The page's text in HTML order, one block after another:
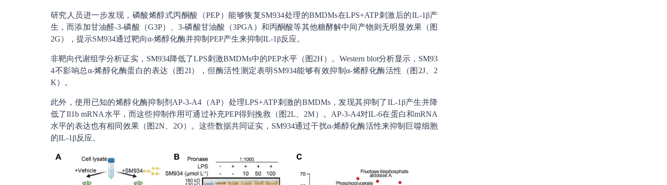
研究人员进一步发现，磷酸烯醇式丙酮酸（PEP）能够恢复SM934处理的BMDMs在LPS+ATP刺激后的IL-1β产
生，而添加甘油醛-3-磷酸（G3P）、3-磷酸甘油酸（3PGA）和丙酮酸等其他糖酵解中间产物则无明显效果（图
2G），提示SM934通过靶向α-烯醇化酶并抑制PEP产生来抑制IL-1β反应。
非靶向代谢组学分析证实，SM934降低了LPS刺激BMDMs中的PEP水平（图2H）。Western blot分析显示，SM93
4不影响总α-烯醇化酶蛋白的表达（图2I），但酶活性测定表明SM934能够有效抑制α-烯醇化酶活性（图2J、2
K）。
此外，使用已知的烯醇化酶抑制剂AP-3-A4（AP）处理LPS+ATP刺激的BMDMs，发现其抑制了IL-1β产生并降
低了Il1b mRNA水平，而这些抑制作用可通过补充PEP得到挽救（图2L、2M）。AP-3-A4对IL-6在蛋白和mRNA
水平的表达也有相同效果（图2N、2O）。这些数据共同证实，SM934通过干扰α-烯醇化酶活性来抑制巨噬细胞
的IL-1β反应。